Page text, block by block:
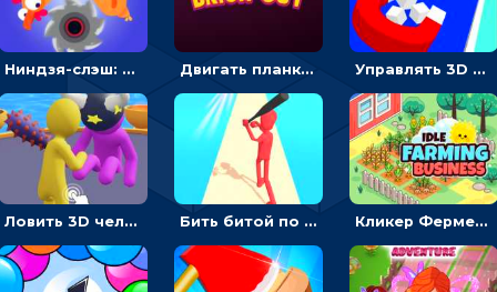
Ниндзя-слэш: запускай оружие по целям и становись мастером сюрикенов Двигать планку и бить шариком по цветным блокам - гиперказуальная Управлять 3D магнитом, чтобы собирать фигуры и сбрасывать в пропасть
Ловить 3D человечком своего цвета и собирать драгоценности - гиперказуалка Бить битой по шарику, чтобы сбивать кубики с буквами на пути к финишу - 3D Кликер Фермерский бизнес: расти овощи, чтобы богатеть